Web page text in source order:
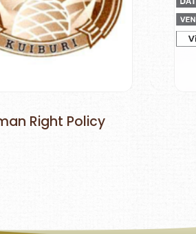
Right Policy